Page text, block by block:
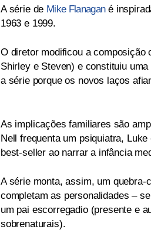
A série de Mike Flanagané
1963 e 1999.
O diretor modificou a composição
Shirley e Steven) e constituiu
a série porque os novos laços
As implicações familiares são
Nell frequenta um psiquiatra,
best-seller ao narrar a infância
A série monta, assim, um
completam as personalidades –
um pai escorregadio (presente e
sobrenaturais).